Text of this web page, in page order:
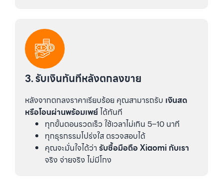
3. รับเงินทันทีหลังตกลงขาย
หลังจากตกลงราคาเรียบร้อย คุณสามารถรับ เงินสด
หรือโอนผ่านพร้อมเพย์ได้ทันที
ทุกขั้นตอนรวดเร็ว ใช้เวลาไม่เกิน 5–10 นาที
ทุกธุรกรรมโปร่งใส ตรวจสอบได้
คุณจะมั่นใจได้ว่า รับซื้อมือถือ Xiaomi กับเรา
จริง จ่ายจริง ไม่มีโกง